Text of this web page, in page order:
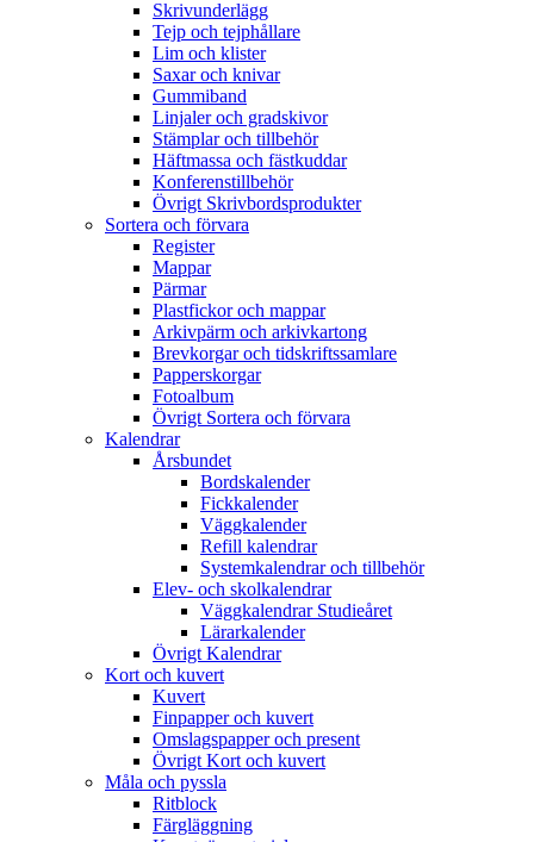
Skrivunderlägg
Tejp och tejphållare
Lim och klister
Saxar och knivar
Gummiband
Linjaler och gradskivor
Stämplar och tillbehör
Häftmassa och fästkuddar
Konferenstillbehör
Övrigt Skrivbordsprodukter
Sortera och förvara
Register
Mappar
Pärmar
Plastfickor och mappar
Arkivpärm och arkivkartong
Brevkorgar och tidskriftssamlare
Papperskorgar
Fotoalbum
Övrigt Sortera och förvara
Kalendrar
Årsbundet
Bordskalender
Fickkalender
Väggkalender
Refill kalendrar
Systemkalendrar och tillbehör
Elev- och skolkalendrar
Väggkalendrar Studieåret
Lärarkalender
Övrigt Kalendrar
Kort och kuvert
Kuvert
Finpapper och kuvert
Omslagspapper och present
Övrigt Kort och kuvert
Måla och pyssla
Ritblock
Färgläggning